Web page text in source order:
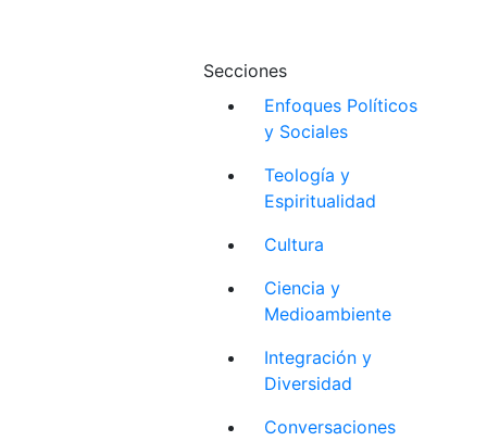
Secciones
Enfoques Políticos
y Sociales
Teología y
Espiritualidad
Cultura
Ciencia y
Medioambiente
Integración y
Diversidad
Conversaciones